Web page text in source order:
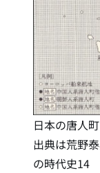
日本の唐人
出典は荒野
の時代史14